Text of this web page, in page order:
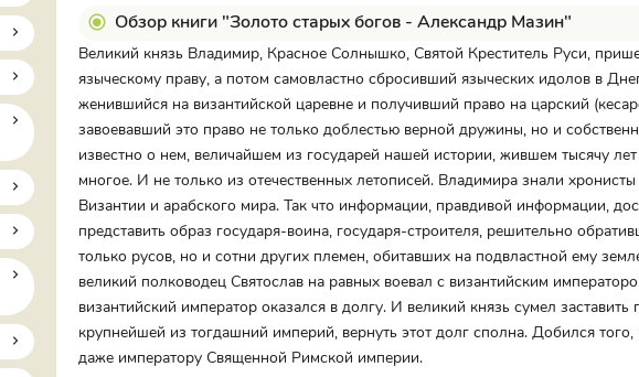
Обзор книги "Золото старых богов - Александр Мазин"
Великий князь Владимир, Красное Солнышко, Святой Креститель Руси,
языческому праву, а потом самовластно сбросивший языческих идолов в
женившийся на византийской царевне и получивший право на царский
завоевавший это право не только доблестью верной дружины, но и
известно о нем, величайшем из государей нашей истории, жившем тысячу
многое. И не только из отечественных летописей. Владимира знали
Византии и арабского мира. Так что информации, правдивой информации,
представить образ государя-воина, государя-строителя, решительно
только русов, но и сотни других племен, обитавших на подвластной ему
великий полководец Святослав на равных воевал с византийским
византийский император оказался в долгу. И великий князь сумел заставить
крупнейшей из тогдашний империй, вернуть этот долг сполна. Добился
даже императору Священной Римской империи.